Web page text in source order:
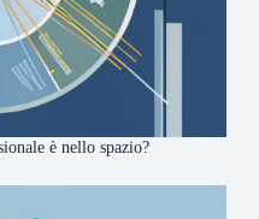
è nello spazio?